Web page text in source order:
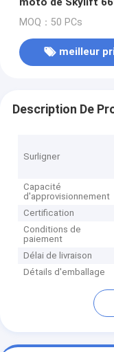
MOQ：50 PCs
meilleur
Description De
Surligner
Capacité
d'approvisionnement
Certification
Conditions de
paiement
Délai de livraison
Détails d'emballage